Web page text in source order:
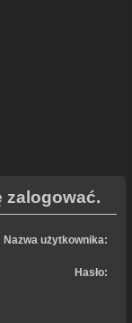
zalogować.
Nazwa użytkownika:
Hasło: